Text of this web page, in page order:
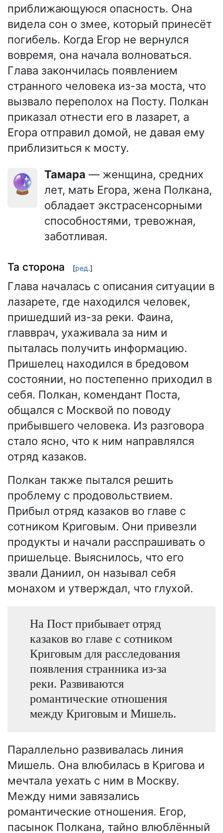
приближающуюся опасность. Она
видела сон о змее, который принесёт
погибель. Когда Егор не вернулся
вовремя, она начала волноваться.
Глава закончилась появлением
странного человека из-за моста, что
вызвало переполох на Посту. Полкан
приказал отнести его в лазарет, а
Егора отправил домой, не давая ему
приблизиться к мосту.
🔮 Тамара — женщина, средних
лет, мать Егора, жена Полкана,
обладает экстрасенсорными
способностями, тревожная,
заботливая.
Та сторона [ред.]
Глава началась с описания ситуации в
лазарете, где находился человек,
пришедший из-за реки. Фаина,
главврач, ухаживала за ним и
пыталась получить информацию.
Пришелец находился в бредовом
состоянии, но постепенно приходил в
себя. Полкан, комендант Поста,
общался с Москвой по поводу
прибывшего человека. Из разговора
стало ясно, что к ним направлялся
отряд казаков.
Полкан также пытался решить
проблему с продовольствием.
Прибыл отряд казаков во главе с
сотником Криговым. Они привезли
продукты и начали расспрашивать о
пришельце. Выяснилось, что его
звали Даниил, он называл себя
монахом и утверждал, что глухой.
На Пост прибывает отряд
казаков во главе с сотником
Криговым для расследования
появления странника из-за
реки. Развиваются
романтические отношения
между Криговым и Мишель.
Параллельно развивалась линия
Мишель. Она влюбилась в Кригова и
мечтала уехать с ним в Москву.
Между ними завязались
романтические отношения. Егор,
пасынок Полкана, тайно влюблённый